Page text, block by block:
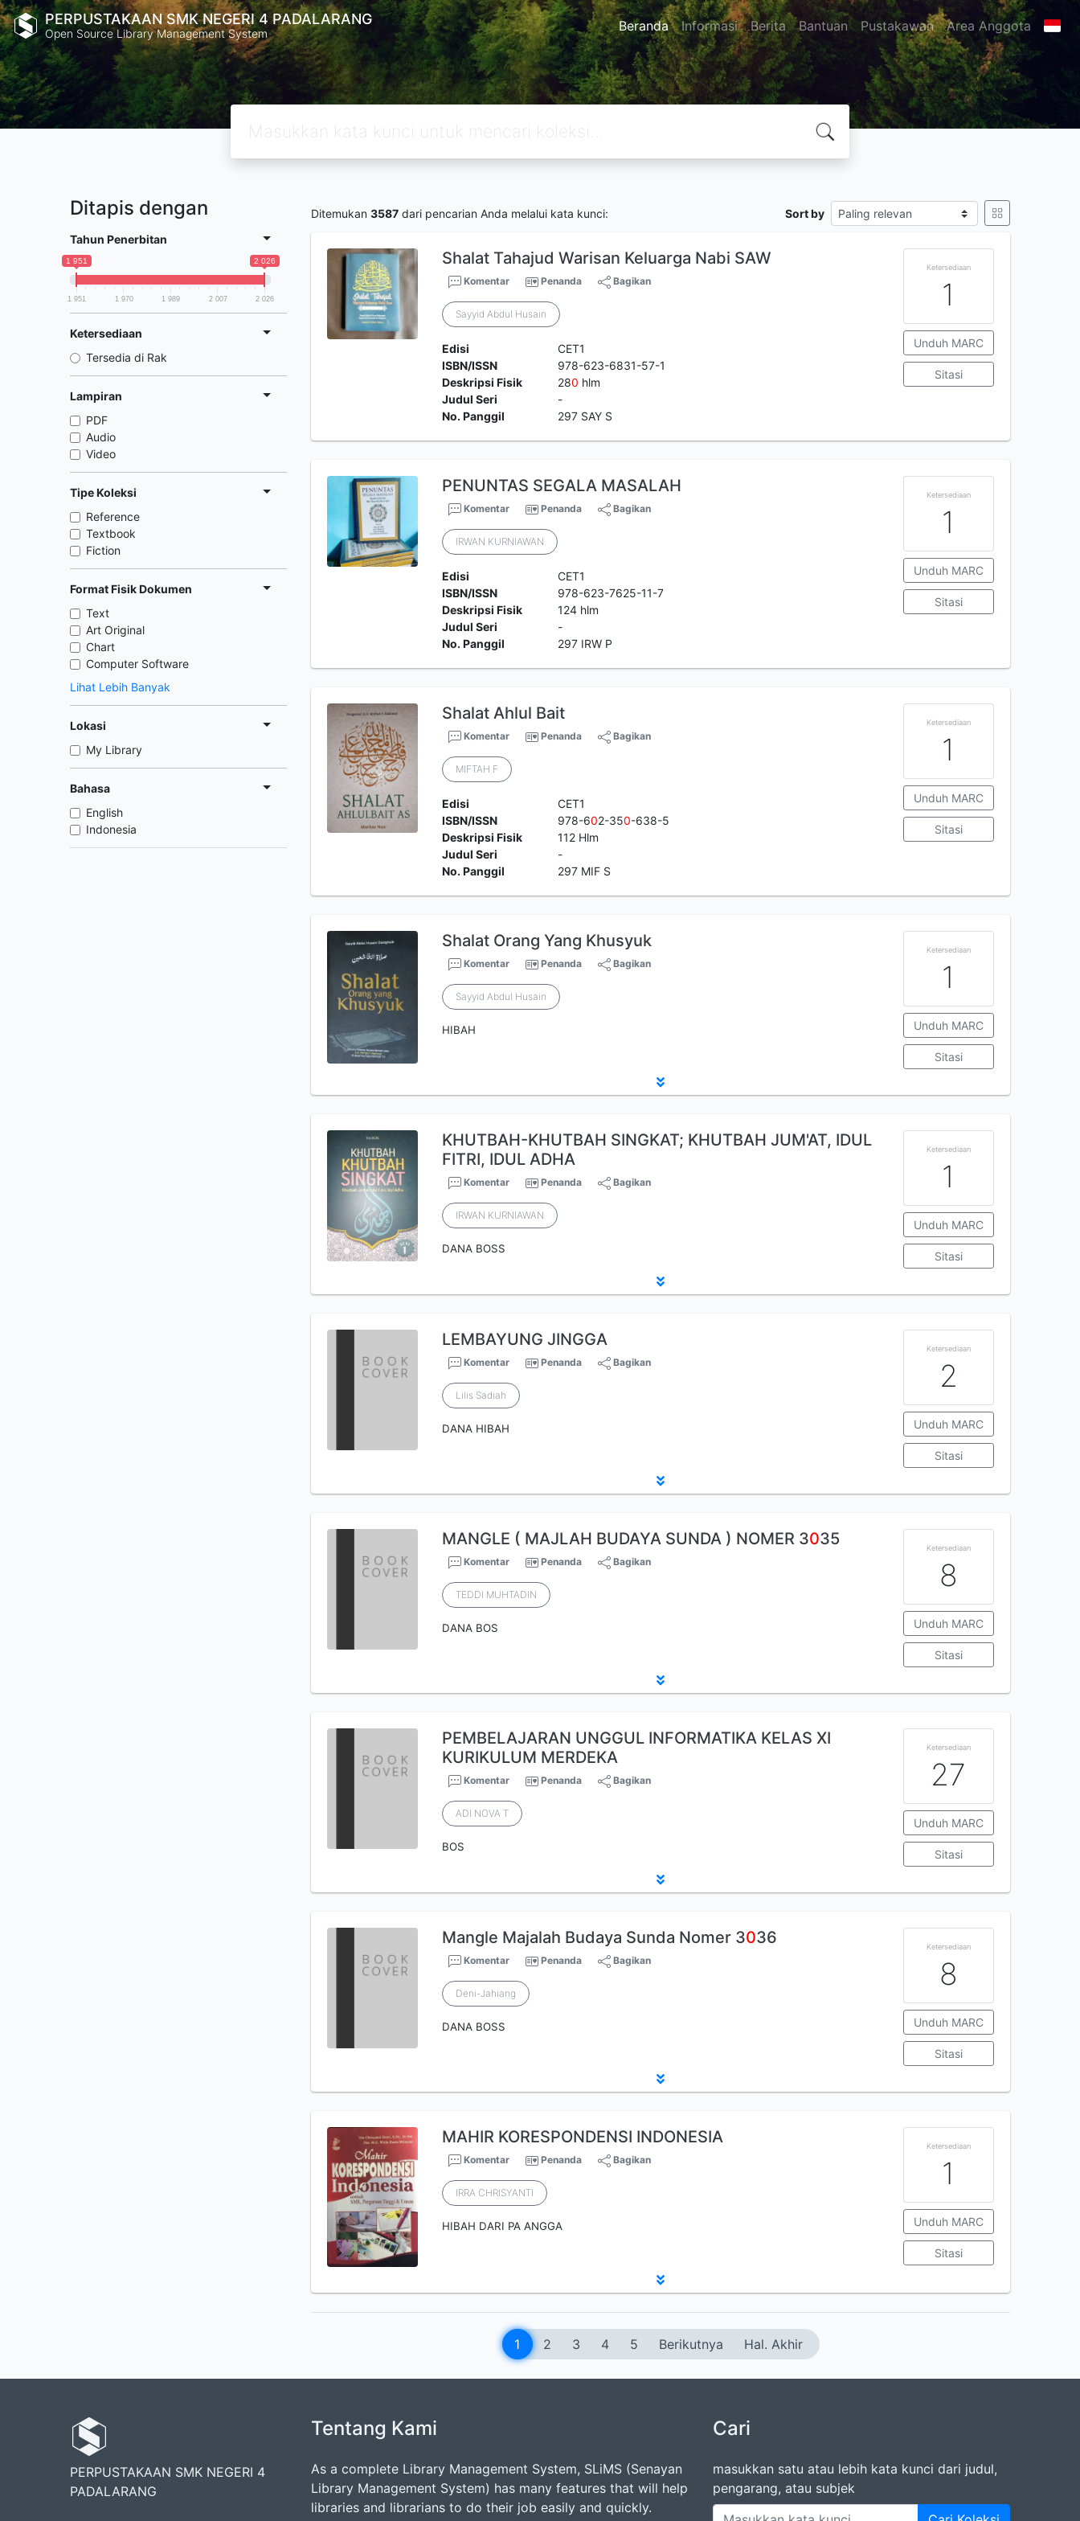
PERPUSTAKAAN SMK NEGERI 4 PADALARANG
Open Source Library Management System Beranda Informasi Berita Bantuan Pustakawan Area Anggota
Ditapis dengan
Tahun Penerbitan
1 951 2 026
1 951 1 970 1 989 2 007 2 026
Ketersediaan
Tersedia di Rak
Lampiran
PDF
Audio
Video
Tipe Koleksi
Reference
Textbook
Fiction
Format Fisik Dokumen
Text
Art Original
Chart
Computer Software
Lihat Lebih Banyak
Lokasi
My Library
Bahasa
English
Indonesia
Ditemukan 3587 dari pencarian Anda melalui kata kunci: Sort by
Shalat Tahajud Warisan Keluarga Nabi SAW
Komentar Penanda Bagikan
Sayyid Abdul Husain
Edisi
CET1
ISBN/ISSN
978-623-6831-57-1
Deskripsi Fisik
280 hlm
Judul Seri
-
No. Panggil
297 SAY S
Ketersediaan
1
Unduh MARC
Sitasi
PENUNTAS SEGALA MASALAH
Komentar Penanda Bagikan
IRWAN KURNIAWAN
Edisi
CET1
ISBN/ISSN
978-623-7625-11-7
Deskripsi Fisik
124 hlm
Judul Seri
-
No. Panggil
297 IRW P
Ketersediaan
1
Unduh MARC
Sitasi
Shalat Ahlul Bait
Komentar Penanda Bagikan
MIFTAH F
Edisi
CET1
ISBN/ISSN
978-602-350-638-5
Deskripsi Fisik
112 Hlm
Judul Seri
-
No. Panggil
297 MIF S
Ketersediaan
1
Unduh MARC
Sitasi
Shalat Orang Yang Khusyuk
Komentar Penanda Bagikan
Sayyid Abdul Husain
HIBAH
Ketersediaan
1
Unduh MARC
Sitasi
KHUTBAH-KHUTBAH SINGKAT; KHUTBAH JUM'AT, IDUL
FITRI, IDUL ADHA
Komentar Penanda Bagikan
IRWAN KURNIAWAN
DANA BOSS
Ketersediaan
1
Unduh MARC
Sitasi
LEMBAYUNG JINGGA
Komentar Penanda Bagikan
Lilis Sadiah
DANA HIBAH
Ketersediaan
2
Unduh MARC
Sitasi
MANGLE ( MAJLAH BUDAYA SUNDA ) NOMER 3035
Komentar Penanda Bagikan
TEDDI MUHTADIN
DANA BOS
Ketersediaan
8
Unduh MARC
Sitasi
PEMBELAJARAN UNGGUL INFORMATIKA KELAS XI
KURIKULUM MERDEKA
Komentar Penanda Bagikan
ADI NOVA T
BOS
Ketersediaan
27
Unduh MARC
Sitasi
Mangle Majalah Budaya Sunda Nomer 3036
Komentar Penanda Bagikan
Deni-Jahiang
DANA BOSS
Ketersediaan
8
Unduh MARC
Sitasi
MAHIR KORESPONDENSI INDONESIA
Komentar Penanda Bagikan
IRRA CHRISYANTI
HIBAH DARI PA ANGGA
Ketersediaan
1
Unduh MARC
Sitasi
1 2 3 4 5 Berikutnya Hal. Akhir
PERPUSTAKAAN SMK NEGERI 4
PADALARANG
Tentang Kami
As a complete Library Management System, SLiMS (Senayan
Library Management System) has many features that will help
libraries and librarians to do their job easily and quickly.
Cari
masukkan satu atau lebih kata kunci dari judul,
pengarang, atau subjek